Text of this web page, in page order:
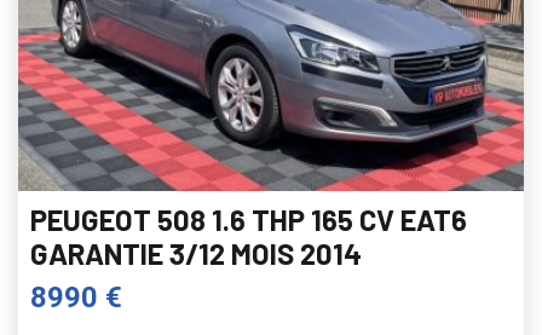
PEUGEOT 508 1.6 THP 165 CV EAT6
GARANTIE 3/12 MOIS 2014
8990 €